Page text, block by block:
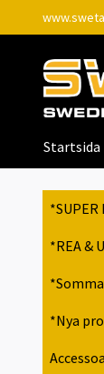
Startsida
*REA &
*Nya